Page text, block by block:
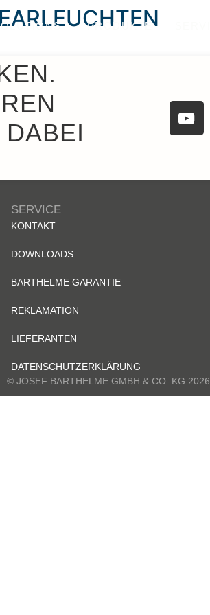
PRODUKTE
SERVICE
KONTAKT
DOWNLOADS
BARTHELME GARANTIE
REKLAMATION
LIEFERANTEN
DATENSCHUTZERKLÄRUNG
© JOSEF BARTHELME GMBH & CO. KG 2026